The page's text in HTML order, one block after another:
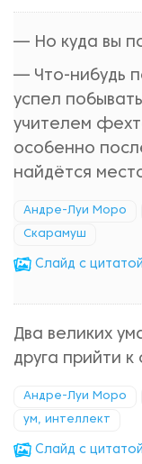
— Но куда вы
— Что-нибудь
успел
учителем
особенно
найдётся
Андре-Луи Моро
Скарамуш
Cлайд с цитатой
Два великих
друга прийти к
Андре-Луи Моро
ум, интеллект
Cлайд с цитатой